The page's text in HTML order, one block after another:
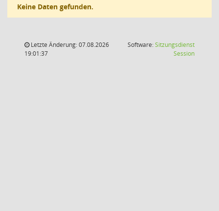
Keine Daten gefunden.
Letzte Änderung: 07.08.2026
19:01:37
Software:Sitzungsdienst
Session(Wird in